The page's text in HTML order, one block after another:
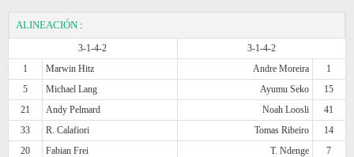
ALINEACIÓN :
3-1-4-2
3-1-4-2
1
Marwin Hitz Andre Moreira
1
5
Michael Lang Ayumu Seko
15
21
Andy Pelmard Noah Loosli
41
33
R. Calafiori Tomas Ribeiro
14
20
Fabian Frei T. Ndenge
7